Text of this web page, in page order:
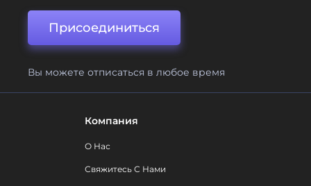
Присоединиться
Вы можете отписаться в любое время
Компания
О Нас
Свяжитесь С Нами